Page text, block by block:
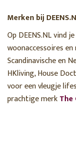
Merken bij
Op DEENS.NL vind
woonaccessoires en
Scandinavische en
HKliving, House
voor een vleugje
prachtige merk